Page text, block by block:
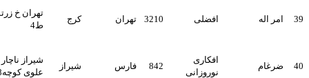
افضلی 3210 تهران کرج
تهران خ زرتشت غربی پ48
نوروزانی
842 فارس شیراز
شیراز ناچار روبروی پارک
علوی کوچه8 پ226